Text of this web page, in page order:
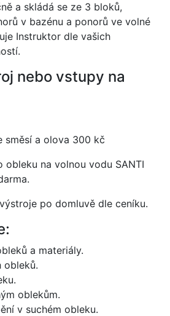
a skládá se ze 3 bloků,
v bazénu a ponorů ve volné
Instruktor dle vašich
nebo vstupy na
směsí a olova 300 kč
obleku na volnou vodu SANTI
po domluvě dle ceníku.
a materiály.
obleků.
oblekům.
v suchém obleku.